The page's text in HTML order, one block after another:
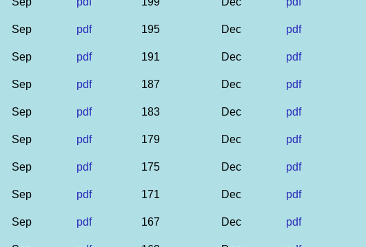
Sep pdf 195 Dec pdf
Sep pdf 191 Dec pdf
Sep pdf 187 Dec pdf
Sep pdf 183 Dec pdf
Sep pdf 179 Dec pdf
Sep pdf 175 Dec pdf
Sep pdf 171 Dec pdf
Sep pdf 167 Dec pdf